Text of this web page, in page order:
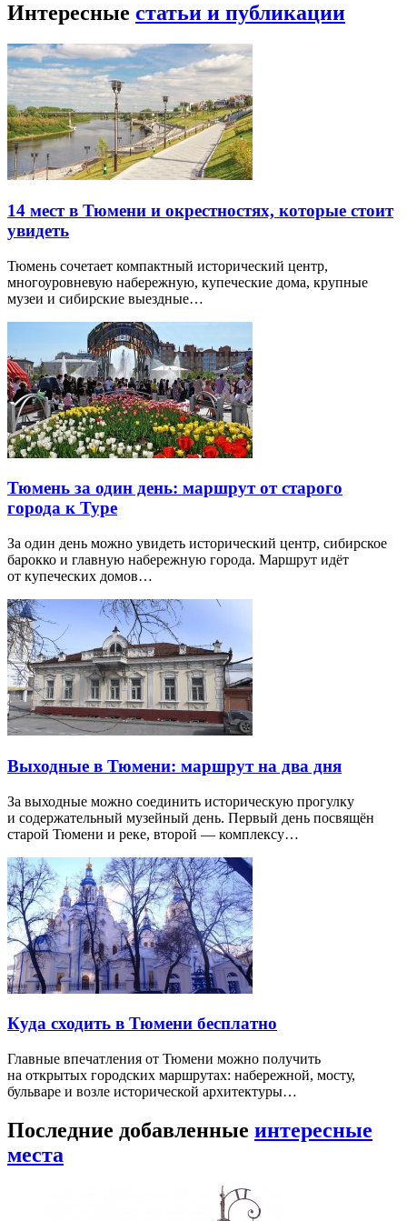
Интересные статьи и публикации
14 мест в Тюмени и окрестностях, которые стоит
увидеть
Тюмень сочетает компактный исторический центр,
многоуровневую набережную, купеческие дома, крупные
музеи и сибирские выездные…
Тюмень за один день: маршрут от старого
города к Туре
За один день можно увидеть исторический центр, сибирское
барокко и главную набережную города. Маршрут идёт
от купеческих домов…
Выходные в Тюмени: маршрут на два дня
За выходные можно соединить историческую прогулку
и содержательный музейный день. Первый день посвящён
старой Тюмени и реке, второй — комплексу…
Куда сходить в Тюмени бесплатно
Главные впечатления от Тюмени можно получить
на открытых городских маршрутах: набережной, мосту,
бульваре и возле исторической архитектуры…
Последние добавленные интересные
места